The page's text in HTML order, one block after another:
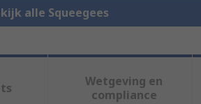
alle Squeegees
Wetgeving en
compliance